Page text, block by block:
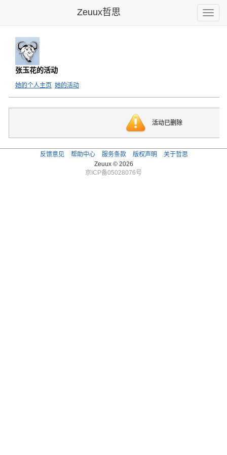
Toggle
Zeuux哲思
张玉花的活动
她的个人主页 她的活动
活动已删除
反馈意见 帮助中心 服务条款 版权声明
关于哲思
Zeuux © 2026
京ICP备05028076号